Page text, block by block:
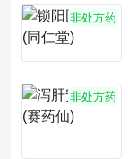
非处方药
非处方药